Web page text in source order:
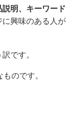
明、キーワード
に興味のある人が
です。
のです。